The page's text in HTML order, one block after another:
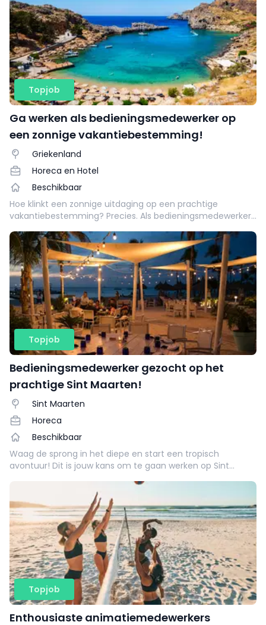
Topjob
Ga werken als bedieningsmedewerker op
een zonnige vakantiebestemming!
Griekenland
Horeca en Hotel
Beschikbaar
Hoe klinkt een zonnige uitdaging op een prachtige
vakantiebestemming? Precies. Als bedieningsmedewerker
dynamische werkomgeving.
Topjob
Bedieningsmedewerker gezocht op het
prachtige Sint Maarten!
Sint Maarten
Horeca
Beschikbaar
Waag de sprong in het diepe en start een tropisch
avontuur! Dit is jouw kans om te gaan werken op Sint
kunt verwachten van deze vacature in het buitenland.
Topjob
Enthousiaste animatiemedewerkers